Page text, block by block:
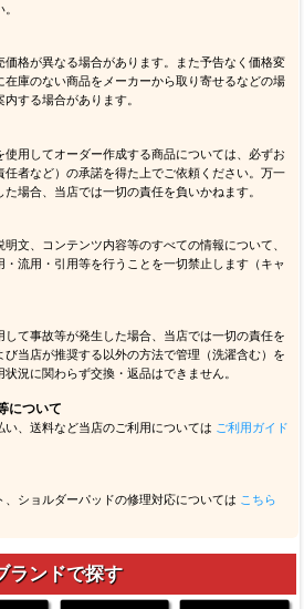
価格が異なる場合があります。また予告なく価格変
庫のない商品をメーカーから取り寄せるなどの場
する場合があります。
用してオーダー作成する商品については、必ずお
者など）の承諾を得た上でご依頼ください。万一
場合、当店では一切の責任を負いかねます。
文、コンテンツ内容等のすべての情報について、
流用・引用等を行うことを一切禁止します（キャ
て事故等が発生した場合、当店では一切の責任を
当店が推奨する以外の方法で管理（洗濯含む）を
況に関わらず交換・返品はできません。
について
い、送料など当店のご利用については ご利用ガイド
ショルダーパッドの修理対応については こちら
ランドで探す